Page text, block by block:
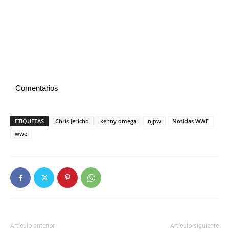
Comentarios
ETIQUETAS Chris Jericho kenny omega njpw
Noticias WWE
wwe
Artículo anterior Artículo siguiente